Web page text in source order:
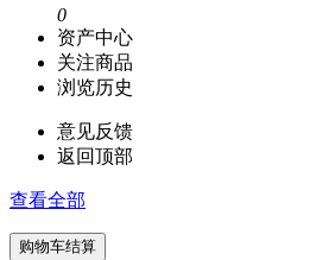
0
资产中心
关注商品
浏览历史
意见反馈
返回顶部
查看全部